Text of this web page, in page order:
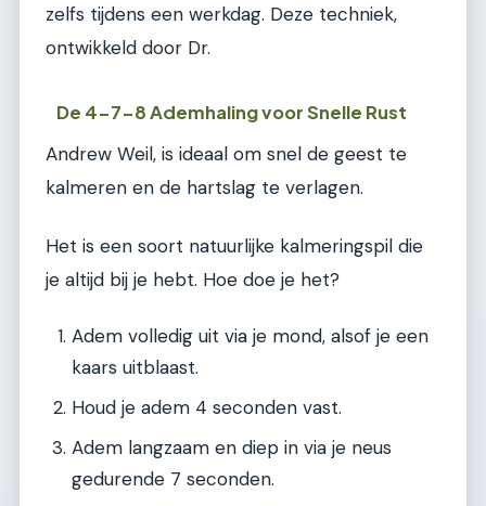
zelfs tijdens een werkdag. Deze techniek,
ontwikkeld door Dr.
De 4-7-8 Ademhaling voor Snelle Rust
Andrew Weil, is ideaal om snel de geest te
kalmeren en de hartslag te verlagen.
Het is een soort natuurlijke kalmeringspil die
je altijd bij je hebt. Hoe doe je het?
Adem volledig uit via je mond, alsof je een
kaars uitblaast.
Houd je adem 4 seconden vast.
Adem langzaam en diep in via je neus
gedurende 7 seconden.